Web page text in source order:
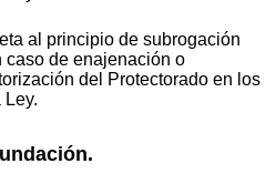
al principio de subrogación
caso de enajenación o
del Protectorado en los
Ley.